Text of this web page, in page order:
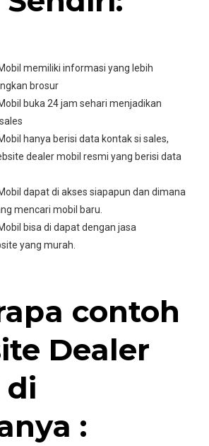
memiliki informasi yang lebih
brosur
buka 24 jam sehari menjadikan
hanya berisi data kontak si sales,
dealer mobil resmi yang berisi data
dapat di akses siapapun dan dimana
mencari mobil baru.
bisa di dapat dengan jasa
yang murah.
contoh
Dealer
di
: